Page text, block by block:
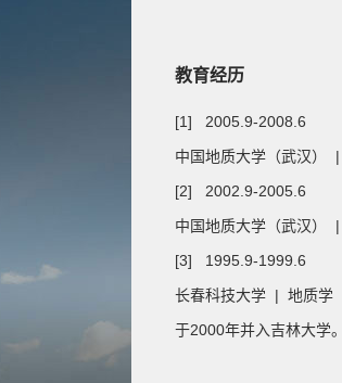
教育经历
[1] 2005.9-2008.6
中国地质大学（武汉
[2] 2002.9-2005.6
中国地质大学（武汉
[3] 1995.9-1999.6
长春科技大学 | 地质
于2000年并入吉林大学。